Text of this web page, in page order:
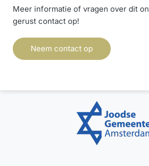
Meer informatie of vragen over dit
gerust contact op!
Neem contact op